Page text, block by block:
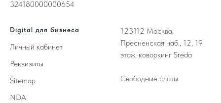
324180000000654
Digital для бизнеса
Личный кабинет
Реквизиты
Sitemap
NDA
123112 Москва,
Пресненская наб., 12, 19
этаж, коворкинг Sreda
Свободные слоты